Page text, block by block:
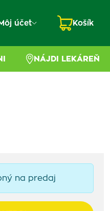
účet Košík
NÁJDI LEKÁREŇ
na predaj